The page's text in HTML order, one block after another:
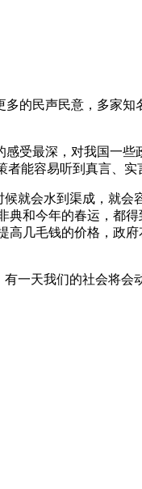
的民声民意，多家
受最深，对我国一
能容易听到真言、实
就会水到渠成，就
典和今年的春运，都
几毛钱的价格，政
一天我们的社会将会